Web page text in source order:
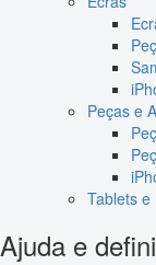
Peças e
Tablets e
Ajuda e